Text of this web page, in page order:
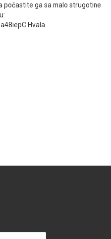
počastite ga sa malo strugotine
Hvala.